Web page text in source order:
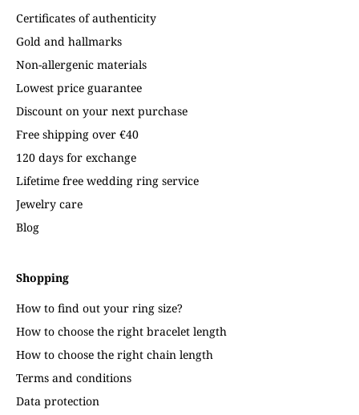
Certificates of authenticity
Gold and hallmarks
Non-allergenic materials
Lowest price guarantee
Discount on your next purchase
Free shipping over €40
120 days for exchange
Lifetime free wedding ring service
Jewelry care
Blog
Shopping
How to find out your ring size?
How to choose the right bracelet length
How to choose the right chain length
Terms and conditions
Data protection